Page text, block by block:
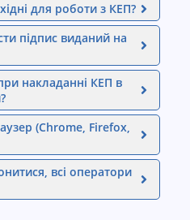
для роботи з КЕП?
підпис виданий на
накладанні КЕП в
(Chrome, Firefox,
всі оператори